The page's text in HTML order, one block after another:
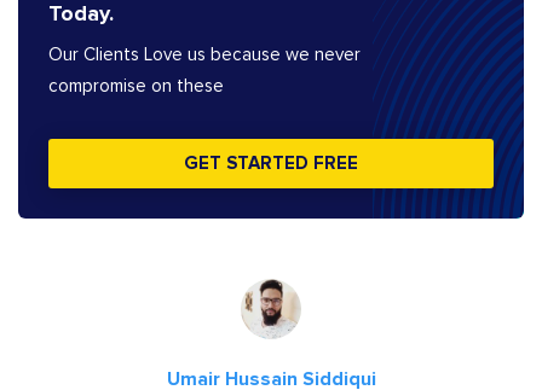
Today.
Our Clients Love us because we never
compromise on these
GET STARTED FREE
Umair Hussain Siddiqui